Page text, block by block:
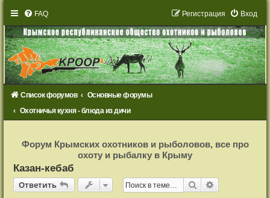
FAQ Вход
Регистрация
Список форумов
Основные форумы
Охотничья кухня - блюда из дичи
с
т
р
а
ц
Форум Крымских охотников и рыболовов, все про
охоту и рыбалку в Крыму
Казан-кебаб
Ответить
Ответить Поиск